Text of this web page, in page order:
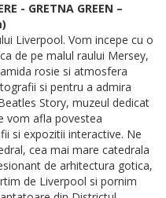
- GRETNA GREEN –
Liverpool. Vom incepe cu o
de pe malul raului Mersey,
rosie si atmosfera
si pentru a admira
Story, muzeul dedicat
vom afla povestea
si expozitii interactive. Ne
cea mai mare catedrala
de arhitectura gotica,
de Liverpool si pornim